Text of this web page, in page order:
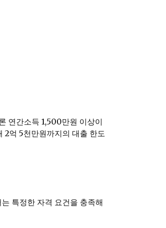
연간소득 1,500만원 이상이
2억 5천만원까지의 대출 한도
특정한 자격 요건을 충족해